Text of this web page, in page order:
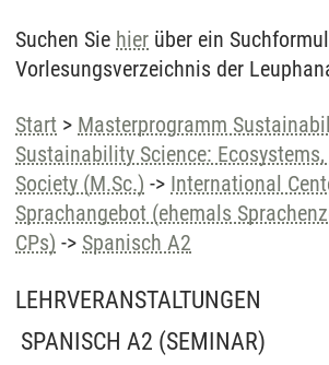
Suchen Sie hier über ein
Vorlesungsverzeichnis der
Start > Masterprogramm
Sustainability Science:
Society (M.Sc.) -> International
Sprachangebot (ehemals
CPs) -> Spanisch A2
LEHRVERANSTALTUNGEN
SPANISCH A2 (SEMINAR)